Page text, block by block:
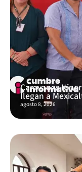
Caravanas
llegan a
agosto 8, 2026